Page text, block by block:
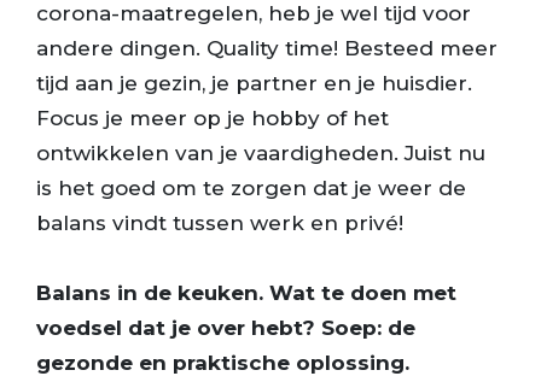
corona-maatregelen, heb je wel tijd voor
andere dingen. Quality time! Besteed meer
tijd aan je gezin, je partner en je huisdier.
Focus je meer op je hobby of het
ontwikkelen van je vaardigheden. Juist nu
is het goed om te zorgen dat je weer de
balans vindt tussen werk en privé!
Balans in de keuken. Wat te doen met
voedsel dat je over hebt? Soep: de
gezonde en praktische oplossing.